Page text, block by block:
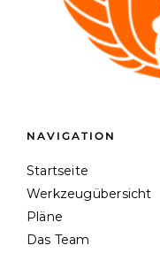
NAVIGATION
Startseite
Werkzeugübersicht
Pläne
Das Team